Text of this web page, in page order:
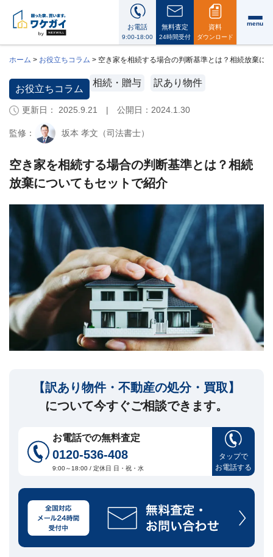
お電話
9:00-18:00
無料査定
24時間受付
資料
ダウンロード
menu
i
ワ
ケ
ガ
に
つ
い
会
ッ
セ
ー
ジ
り
買
売
に
つ
い
て
有
分・
空
き
家・
▾
ホーム > お役立ちコラム > 空き家を相続する場合の判断基準とは？相続放棄に
お役立ちコラム
相続・贈与 訳あり物件
更新日： 2025.9.21 | 公開日： 2024.1.30
監修： 坂本 孝文（司法書士）
空き家を相続する場合の判断基準とは？相続
放棄についてもセットで紹介
【訳あり物件・不動産の処分・買取】
について今すぐご相談できます。
お電話での無料査定
0120-536-408
9:00～18:00 / 定休日 日・祝・水
タップで
お電話する